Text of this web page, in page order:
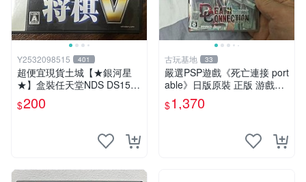
Y2532098515 401
超便宜現貨土城【★銀河星
★】盒裝任天堂NDS DS1500
DS Spirits 將棋V DS 2DS 主
機適用DS專用NDS~
$200
古玩基地 33
嚴選PSP遊戲《死亡連接 port
able》日版原裝 正版 游戲機
盒完好 盒內配件齊 機器狀態
佳 規格完整 死亡連接 portabl
$1,370